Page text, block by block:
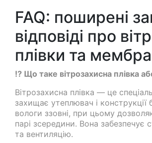
FAQ: поширені
відповіді про
плівки та
⁉️ Що таке вітрозахисна плівка
Вітрозахисна плівка — це
захищає утеплювач і конструкції
вологи ззовні, при цьому
парі зсередини. Вона забезпечує
та вентиляцію.